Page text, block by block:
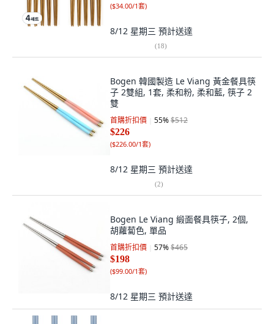
($34.00/1套)
8/12 星期三 預計送達
(18)
Bogen 韓國製造 Le Viang 黃金餐具筷
子 2雙組, 1套, 柔和粉, 柔和藍, 筷子 2
雙
首購折扣價 55%$512
$226
($226.00/1套)
8/12 星期三 預計送達
(2)
Bogen Le Viang 緞面餐具筷子, 2個,
胡蘿蔔色, 單品
首購折扣價 57%$465
$198
($99.00/1套)
8/12 星期三 預計送達